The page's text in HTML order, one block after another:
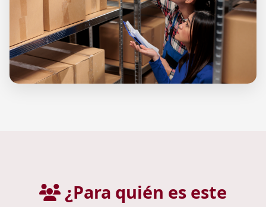
¿Para quién es este